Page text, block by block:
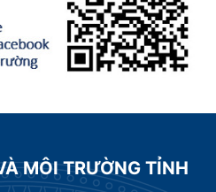
MÔI TRƯỜNG TỈNH